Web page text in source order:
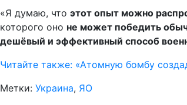
«Я думаю, что этот опыт можно
которого оно не может победить
дешёвый и эффективный способ
Читайте также: «Атомную бомбу
Метки: Украина, ЯО